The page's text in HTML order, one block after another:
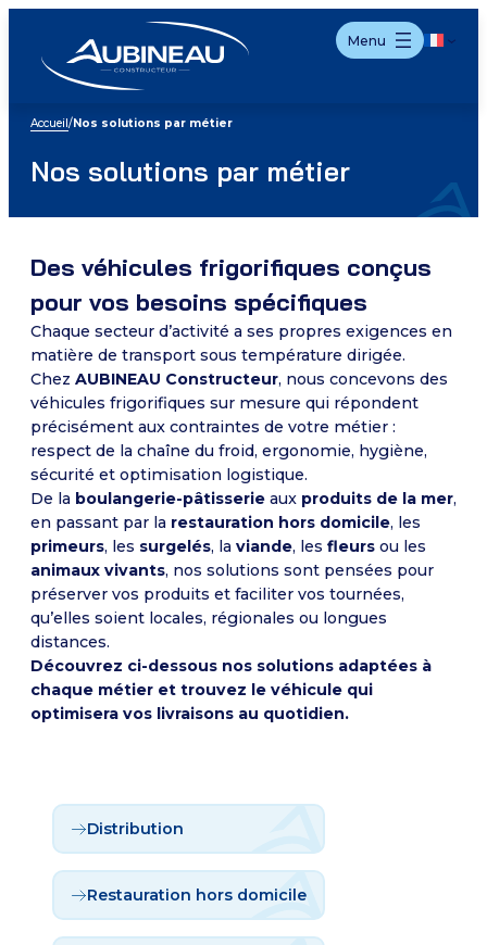
contenu
Menu
Accueil /Nos solutions par métier
Nos solutions par métier
Des véhicules frigorifiques conçus
pour vos besoins spécifiques
Chaque secteur d’activité a ses propres exigences en
matière de transport sous température dirigée.
Chez AUBINEAU Constructeur, nous concevons des
véhicules frigorifiques sur mesure qui répondent
précisément aux contraintes de votre métier :
respect de la chaîne du froid, ergonomie, hygiène,
sécurité et optimisation logistique.
De la boulangerie-pâtisserie aux produits de la mer,
en passant par la restauration hors domicile, les
primeurs, les surgelés, la viande, les fleurs ou les
animaux vivants, nos solutions sont pensées pour
préserver vos produits et faciliter vos tournées,
qu’elles soient locales, régionales ou longues
distances.
Découvrez ci-dessous nos solutions adaptées à
chaque métier et trouvez le véhicule qui
optimisera vos livraisons au quotidien.
Distribution
Restauration hors domicile